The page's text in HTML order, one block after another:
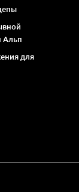
Альп
для